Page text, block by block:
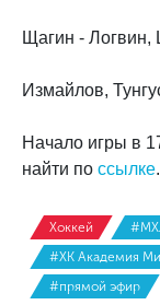
Щагин -
Измайлов,
Начало игры в
найти по ссылке.
Хоккей
#ХК Академия
#прямой эфир